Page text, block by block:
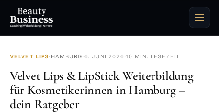
VELVET LIPS· HAMBURG·6. JUNI 2026 ·10 MIN. LESEZEIT
Velvet Lips & LipStick Weiterbildung
für Kosmetikerinnen in Hamburg –
dein Ratgeber